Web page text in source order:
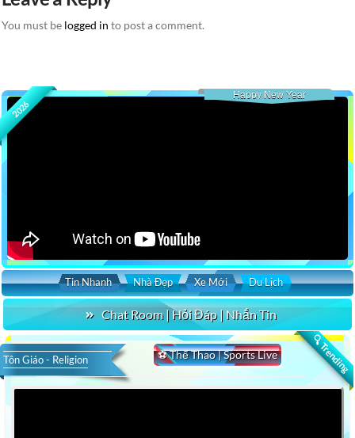
You must be logged in to post a comment.
2026
Happy New Year
Tin Nhanh Nhà Đẹp Xe Mới Du Lịch
Chat Room | Hỏi Đáp | Nhắn Tin
🔍 Trending
⚽ Thể Thao | Sports Live
Tôn Giáo - Religion